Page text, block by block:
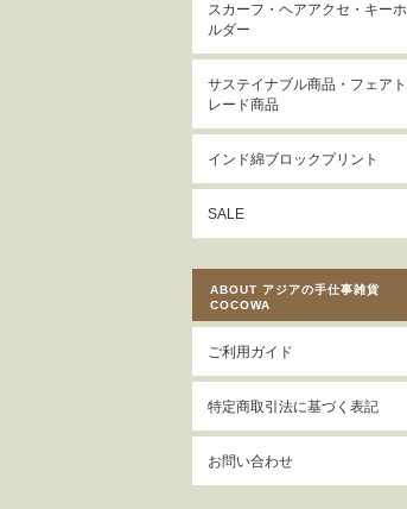
スカーフ・ヘアアクセ・キーホ
ルダー
サステイナブル商品・フェアト
レード商品
インド綿ブロックプリント
SALE
ABOUT アジアの手仕事雑貨
COCOWA
ご利用ガイド
特定商取引法に基づく表記
お問い合わせ